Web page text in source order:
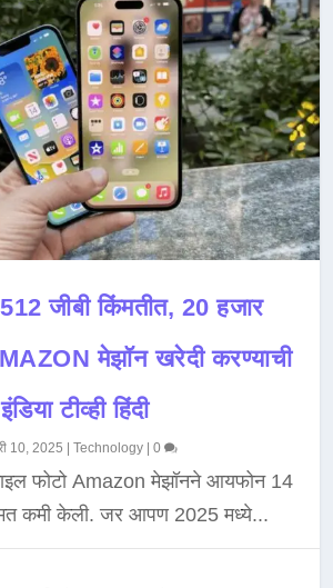
जीबी किंमतीत, 20 हजार
मेझॉन खरेदी करण्याची
टीव्ही हिंदी
10, 2025 |Technology |0
फोटो Amazon मेझॉनने आयफोन 14
कमी केली. जर आपण 2025 मध्ये...